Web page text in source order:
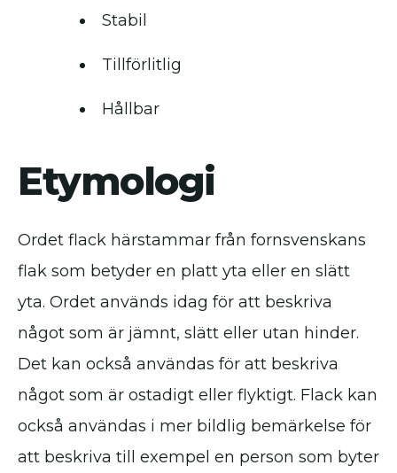
Stabil
Tillförlitlig
Hållbar
Etymologi
Ordet flack härstammar från fornsvenskans
flak som betyder en platt yta eller en slätt
yta. Ordet används idag för att beskriva
något som är jämnt, slätt eller utan hinder.
Det kan också användas för att beskriva
något som är ostadigt eller flyktigt. Flack kan
också användas i mer bildlig bemärkelse för
att beskriva till exempel en person som byter